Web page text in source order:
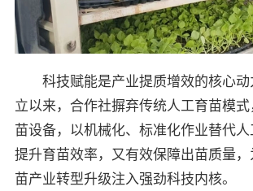
科技赋能是产业提质增效的核心
立以来，合作社摒弃传统人工育苗模
苗设备，以机械化、标准化作业替代
提升育苗效率，又有效保障出苗质量
苗产业转型升级注入强劲科技内核。